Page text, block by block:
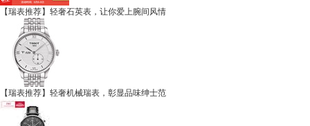
【瑞表推荐】轻奢石英表，让你爱上腕间风情
【瑞表推荐】轻奢机械瑞表，彰显品味绅士范